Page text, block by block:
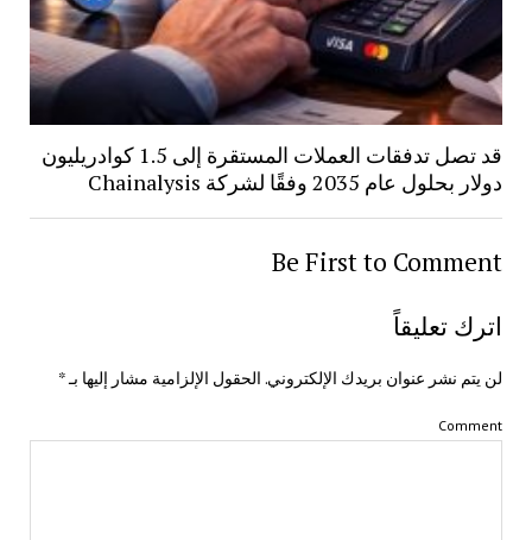
قد تصل تدفقات العملات المستقرة إلى 1.5 كوادريليون
دولار بحلول عام 2035 وفقًا لشركة Chainalysis
Be First to Comment
اترك تعليقاً
لن يتم نشر عنوان بريدك الإلكتروني. الحقول الإلزامية مشار إليها بـ*
Comment